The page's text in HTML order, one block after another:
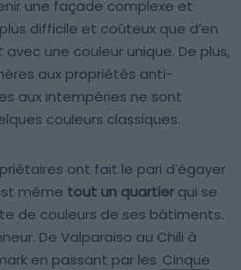
une façade complexe et
difficile et coûteux que d’en
une couleur unique. De plus,
aux propriétés anti-
aux intempéries ne sont
couleurs classiques.
ont fait le pari d’égayer
même tout un quartier qui se
de couleurs de ses bâtiments.
De Valparaiso au Chili à
en passant par les Cinque